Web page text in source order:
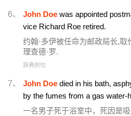
6、 John Doe was appointed
vice Richard Roe retired.
约翰·多伊被任命为邮政局长,取
理查德·罗.
辞典例句
7、 John Doe died in his bath,
by the fumes from a gas water-
一名男子死于浴室中，死因是